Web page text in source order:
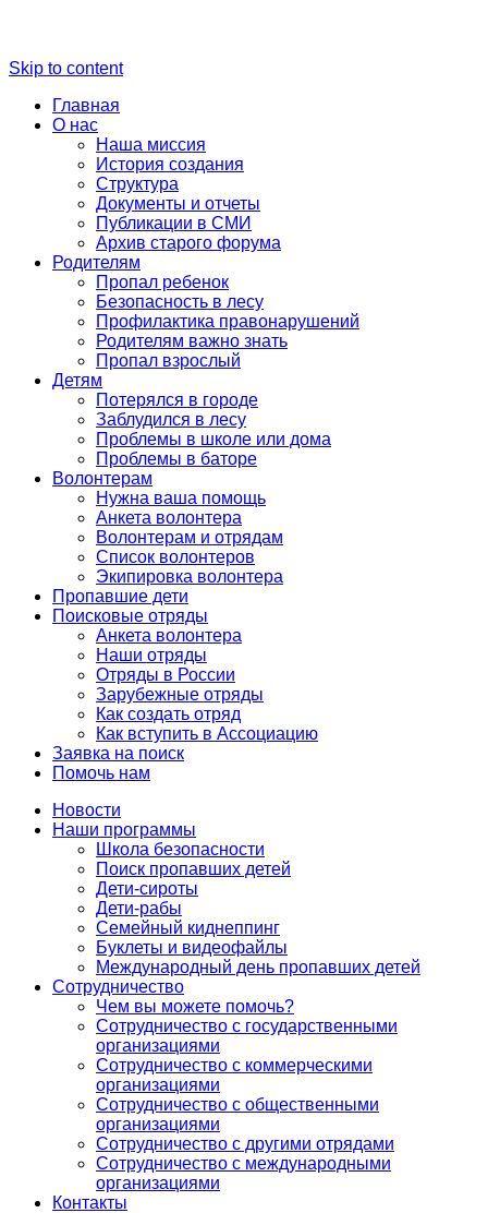
Skip to content
Главная
О нас
Наша миссия
История создания
Структура
Документы и отчеты
Публикации в СМИ
Архив старого форума
Родителям
Пропал ребенок
Безопасность в лесу
Профилактика правонарушений
Родителям важно знать
Пропал взрослый
Детям
Потерялся в городе
Заблудился в лесу
Проблемы в школе или дома
Проблемы в баторе
Волонтерам
Нужна ваша помощь
Анкета волонтера
Волонтерам и отрядам
Список волонтеров
Экипировка волонтера
Пропавшие дети
Поисковые отряды
Анкета волонтера
Наши отряды
Отряды в России
Зарубежные отряды
Как создать отряд
Как вступить в Ассоциацию
Заявка на поиск
Помочь нам
Новости
Наши программы
Школа безопасности
Поиск пропавших детей
Дети-сироты
Дети-рабы
Семейный киднеппинг
Буклеты и видеофайлы
Международный день пропавших детей
Сотрудничество
Чем вы можете помочь?
Сотрудничество с государственными
организациями
Сотрудничество с коммерческими
организациями
Сотрудничество с общественными
организациями
Сотрудничество с другими отрядами
Сотрудничество с международными
организациями
Контакты